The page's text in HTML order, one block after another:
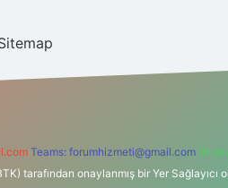
Teams: forumhizmeti@gmail.com
tarafından onaylanmış bir Yer